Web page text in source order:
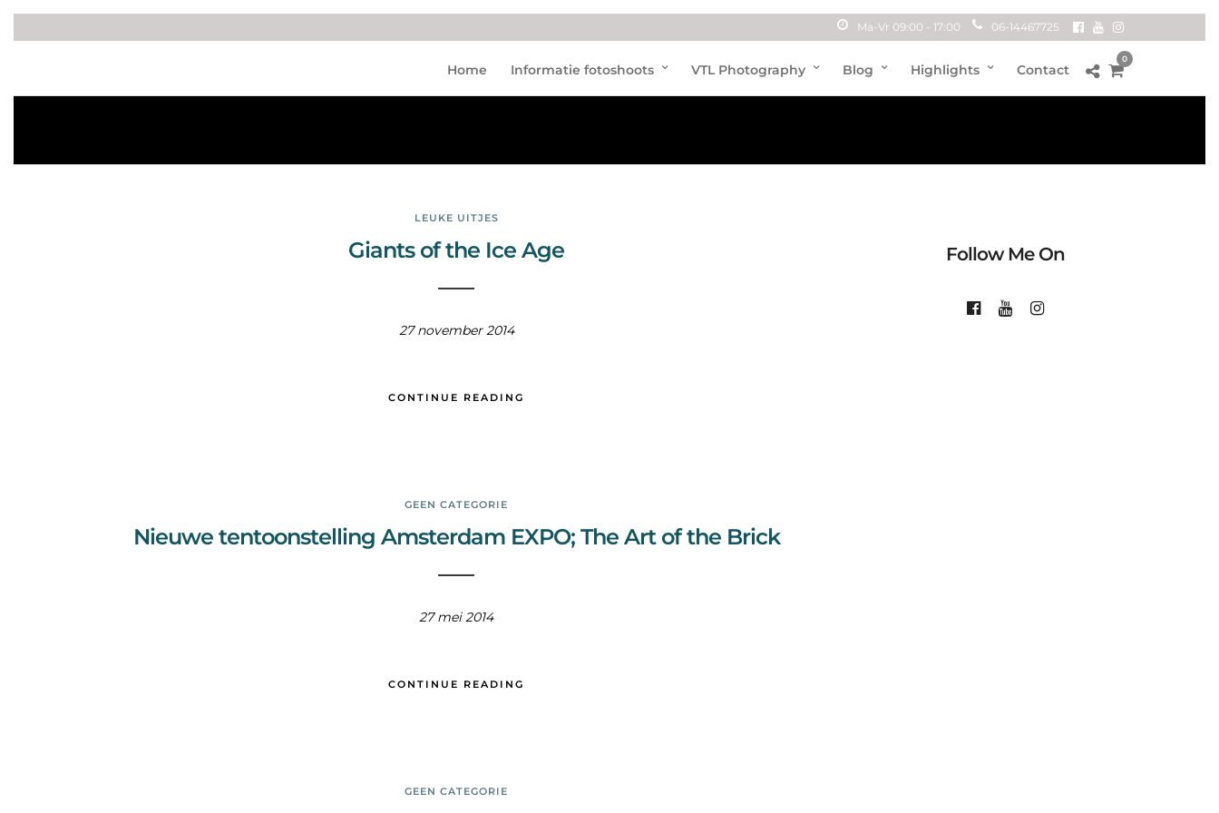
Ma-Vr 09:00 - 17:00 06-14467725
Home Informatie fotoshoots VTL Photography Blog Highlights Contact
0
Expo
LEUKE UITJES
Giants of the Ice Age
27 november 2014
CONTINUE READING
GEEN CATEGORIE
Nieuwe tentoonstelling Amsterdam EXPO; The Art of the Brick
27 mei 2014
CONTINUE READING
GEEN CATEGORIE
Follow Me On